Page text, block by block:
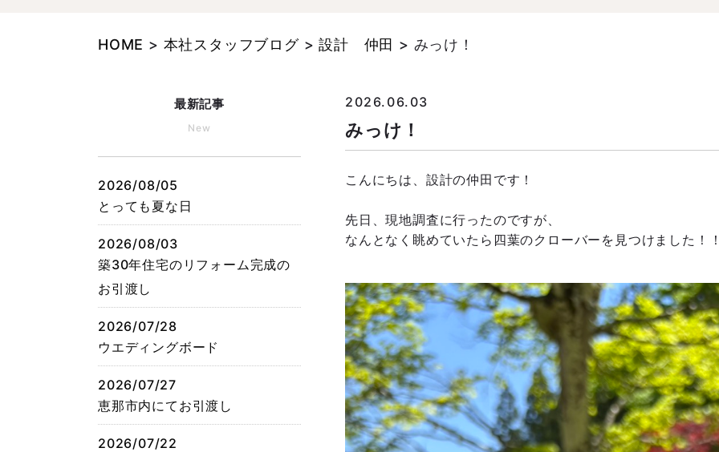
HOME > 本社スタッフブログ>設計 仲田 > みっけ！
2026.06.03
みっけ！
こんにちは、設計の仲田です！
先日、現地調査に行ったのですが、
なんとなく眺めていたら四葉のクローバーを見つけました！
最新記事
New
2026/08/05
とっても夏な日
2026/08/03
築30年住宅のリフォーム完成の
お引渡し
2026/07/28
ウエディングボード
2026/07/27
恵那市内にてお引渡し
2026/07/22